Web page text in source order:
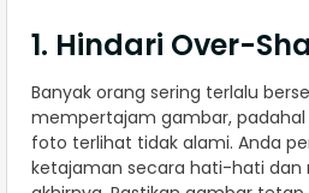
1. Hindari Over-
Banyak orang sering terlalu
mempertajam gambar,
foto terlihat tidak alami. Anda
ketajaman secara hati-hati dan